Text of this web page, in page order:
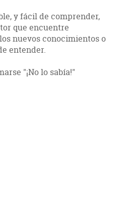
y fácil de comprender,
que encuentre
nuevos conocimientos o
entender.
"¡No lo sabía!"